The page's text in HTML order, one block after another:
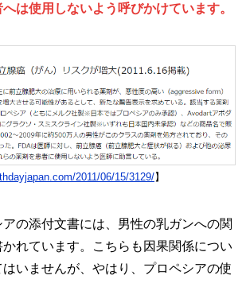
は使用しないよう呼びかけています。
2011/06/15/3129/】
の添付文書には、男性の乳ガンへの関
れています。こちらも因果関係につい
いませんが、やはり、プロペシアの使